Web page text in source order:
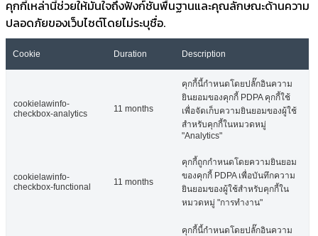
คุกกี้เหล่านี้ช่วยให้มั่นใจถึงฟังก์ชันพื้นฐานและคุณลักษณะด้านความ
ปลอดภัยของเว็บไซต์โดยไม่ระบุชื่อ.
Cookie Duration Description
cookielawinfo-
checkbox-analytics
11 months
คุกกี้นี้กำหนดโดยปลั๊กอินความ
ยินยอมของคุกกี้ PDPA คุกกี้ใช้
เพื่อจัดเก็บความยินยอมของผู้ใช้
สำหรับคุกกี้ในหมวดหมู่
"Analytics"
cookielawinfo-
checkbox-functional
11 months
คุกกี้ถูกกำหนดโดยความยินยอม
ของคุกกี้ PDPA เพื่อบันทึกความ
ยินยอมของผู้ใช้สำหรับคุกกี้ใน
หมวดหมู่ "การทำงาน"
คุกกี้นี้กำหนดโดยปลั๊กอินความ